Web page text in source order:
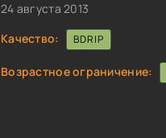
24 августа 2013
Качество:
BDRIP
Возрастное ограничение: